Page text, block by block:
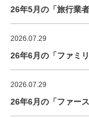
26年5月の「旅行業
2026.07.29
26年6月の「ファミ
2026.07.29
26年6月の「ファー